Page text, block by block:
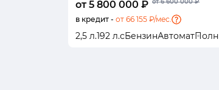
от 5 800 000 ₽
в кредит - от 66 155 ₽/мес.
2,5 л.192 л.сБензинАвтомат